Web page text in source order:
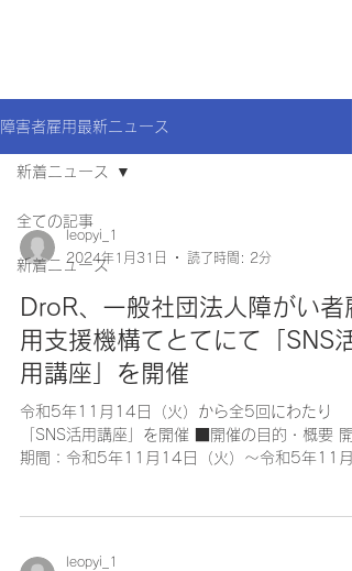
障害者雇用最新ニュース
全ての記事
新着ニュース
新着ニュース
leopyi_1
2024年1月31日
読了時間: 2分
DroR、一般社団法人障がい者
用支援機構てとてにて「SNS活
用講座」を開催
令和5年11月14日（火）から全5回にわたり
「SNS活用講座」を開催 ■開催の目的・概要 開
期間：令和5年11月14日（火）〜令和5年11月
leopyi_1